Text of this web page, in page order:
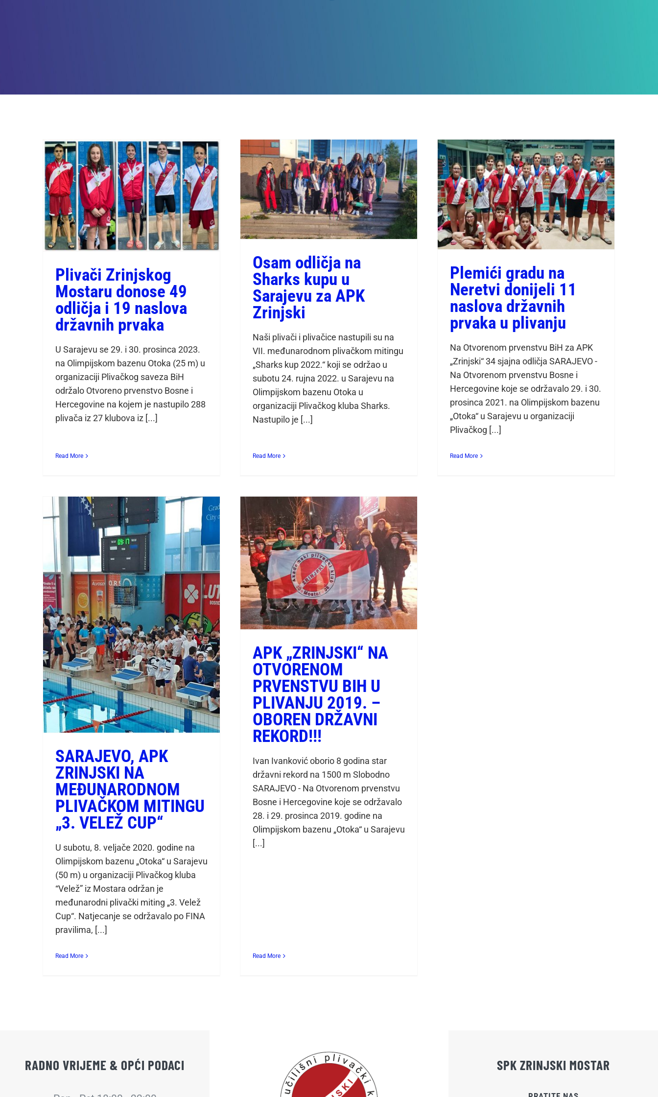
Plivači Zrinjskog Mostaru
donose 49 odličja i 19
naslova državnih prvaka
Plivači Zrinjskog
Mostaru donose 49
odličja i 19 naslova
državnih prvaka
U Sarajevu se 29. i 30. prosinca 2023.
na Olimpijskom bazenu Otoka (25 m) u
organizaciji Plivačkog saveza BiH
održalo Otvoreno prvenstvo Bosne i
Hercegovine na kojem je nastupilo 288
plivača iz 27 klubova iz [...]
Read More
Osam odličja na Sharks
kupu u Sarajevu za APK
Zrinjski
Osam odličja na
Sharks kupu u
Sarajevu za APK
Zrinjski
Naši plivači i plivačice nastupili su na
VII. međunarodnom plivačkom mitingu
„Sharks kup 2022.“ koji se održao u
subotu 24. rujna 2022. u Sarajevu na
Olimpijskom bazenu Otoka u
organizaciji Plivačkog kluba Sharks.
Nastupilo je [...]
Read More
Plemići gradu na Neretvi
donijeli 11 naslova
državnih prvaka u
plivanju
Plemići gradu na
Neretvi donijeli 11
naslova državnih
prvaka u plivanju
Na Otvorenom prvenstvu BiH za APK
„Zrinjski“ 34 sjajna odličja SARAJEVO -
Na Otvorenom prvenstvu Bosne i
Hercegovine koje se održavalo 29. i 30.
prosinca 2021. na Olimpijskom bazenu
„Otoka“ u Sarajevu u organizaciji
Plivačkog [...]
Read More
SARAJEVO, APK
ZRINJSKI NA
MEĐUNARODNOM
PLIVAČKOM MITINGU „3.
VELEŽ CUP“
SARAJEVO, APK
ZRINJSKI NA
MEĐUNARODNOM
PLIVAČKOM MITINGU
„3. VELEŽ CUP“
U subotu, 8. veljače 2020. godine na
Olimpijskom bazenu „Otoka“ u Sarajevu
(50 m) u organizaciji Plivačkog kluba
“Velež” iz Mostara održan je
međunarodni plivački miting „3. Velež
Cup“. Natjecanje se održavalo po FINA
pravilima, [...]
Read More
APK „ZRINJSKI“ NA
OTVORENOM PRVENSTVU
BIH U PLIVANJU 2019. –
OBOREN DRŽAVNI
REKORD!!!
APK „ZRINJSKI“ NA
OTVORENOM
PRVENSTVU BIH U
PLIVANJU 2019. –
OBOREN DRŽAVNI
REKORD!!!
Ivan Ivanković oborio 8 godina star
državni rekord na 1500 m Slobodno
SARAJEVO - Na Otvorenom prvenstvu
Bosne i Hercegovine koje se održavalo
28. i 29. prosinca 2019. godine na
Olimpijskom bazenu „Otoka“ u Sarajevu
[...]
Read More
RADNO VRIJEME & OPĆI PODACI SPK ZRINJSKI MOSTAR